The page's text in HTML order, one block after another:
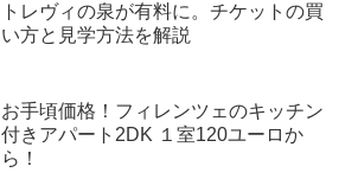
トレヴィの泉が有料に。チケットの買
い方と見学方法を解説
お手頃価格！フィレンツェのキッチン
付きアパート2DK １室120ユーロか
ら！